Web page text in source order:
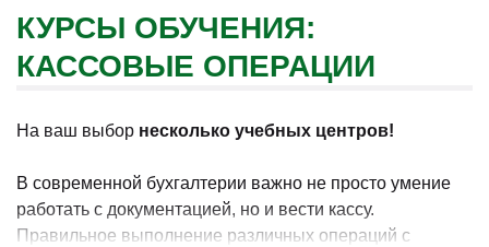
КУРСЫ ОБУЧЕНИЯ:
КАССОВЫЕ ОПЕРАЦИИ
На ваш выбор несколько учебных центров!
В современной бухгалтерии важно не просто умение
работать с документацией, но и вести кассу.
Правильное выполнение различных операций с